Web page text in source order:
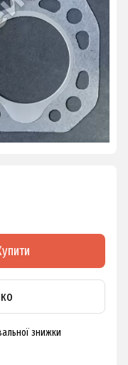
знижки